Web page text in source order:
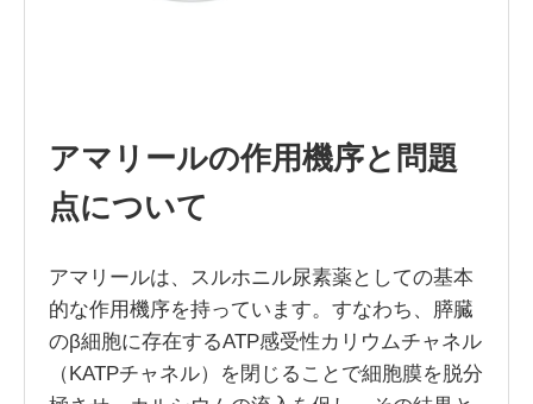
アマリールの作用機序と問題
点について
アマリールは、スルホニル尿素薬としての基本
的な作用機序を持っています。すなわち、膵臓
のβ細胞に存在するATP感受性カリウムチャネル
（KATPチャネル）を閉じることで細胞膜を脱分